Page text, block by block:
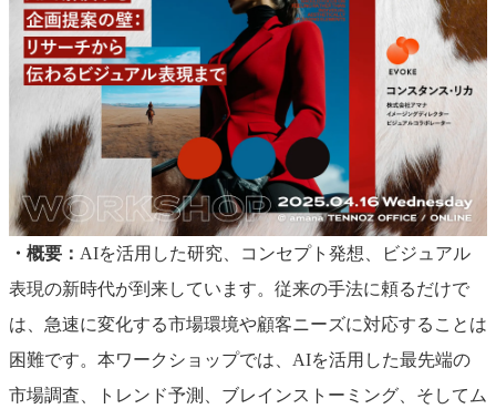
・概要： AIを活用した研究、コンセプト発想、ビジュアル
表現の新時代が到来しています。従来の手法に頼るだけで
は、急速に変化する市場環境や顧客ニーズに対応することは
困難です。本ワークショップでは、AIを活用した最先端の
市場調査、トレンド予測、ブレインストーミング、そしてム